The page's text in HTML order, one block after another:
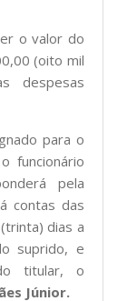
do
(oito mil
despesas
para o
funcionário
pela
contas das
dias a
suprido, e
titular, o
Júnior.